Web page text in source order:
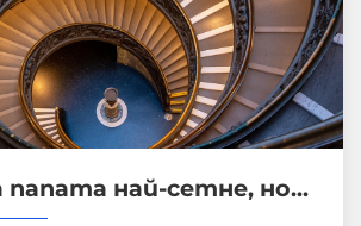
папата най-сетне, но...